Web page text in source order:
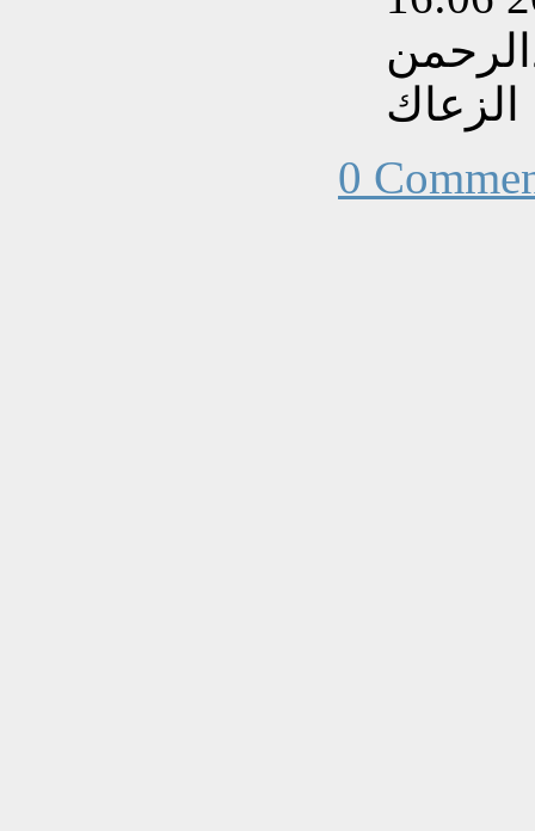
الزعاك
0